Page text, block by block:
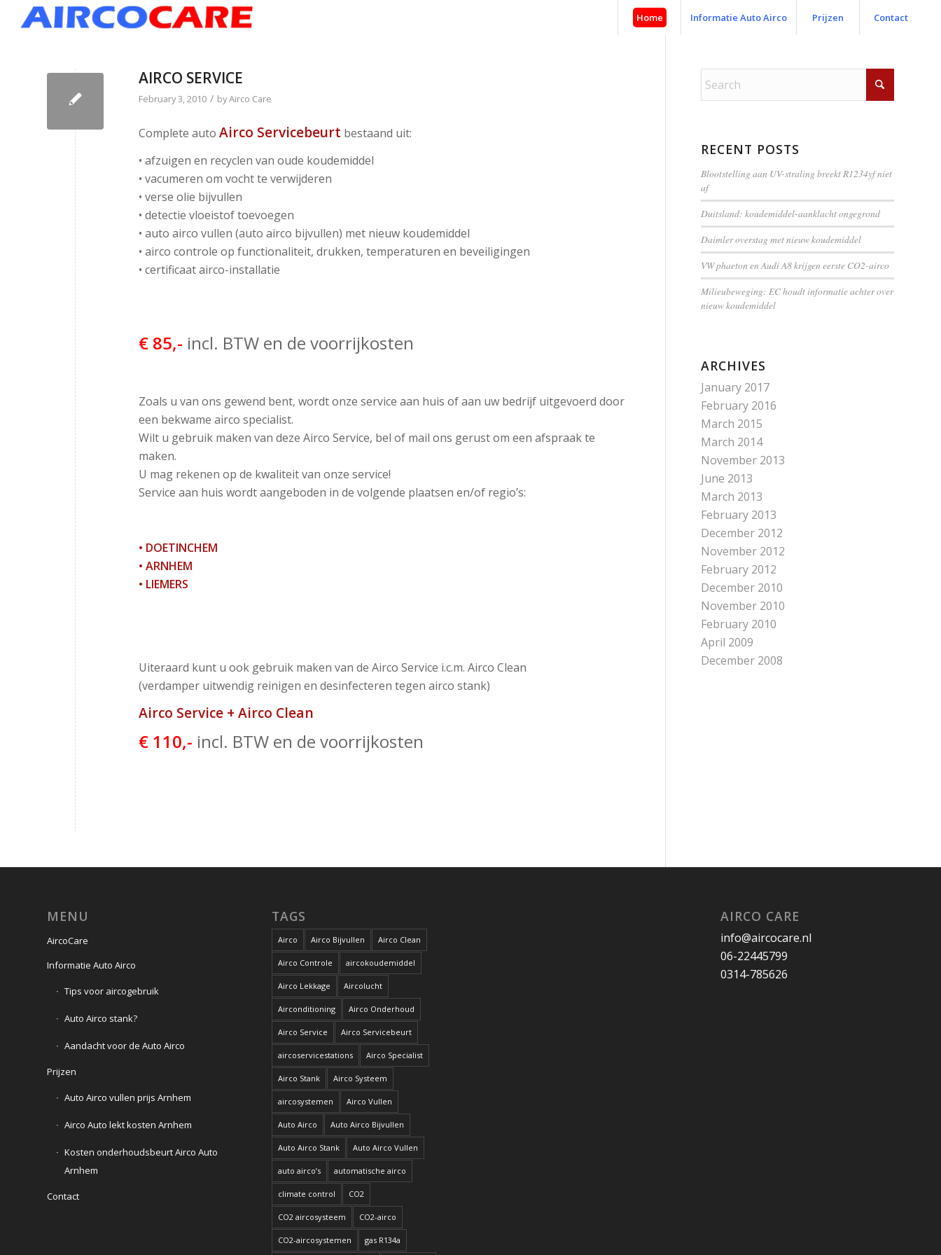
Home Informatie Auto Airco Prijzen Contact
AIRCO SERVICE
February 3, 2010 / byAirco Care
Complete auto Airco Servicebeurt bestaand uit:
• afzuigen en recyclen van oude koudemiddel
• vacumeren om vocht te verwijderen
• verse olie bijvullen
• detectie vloeistof toevoegen
• auto airco vullen (auto airco bijvullen) met nieuw koudemiddel
• airco controle op functionaliteit, drukken, temperaturen en beveiligingen
• certificaat airco-installatie
€ 85,- incl. BTW en de voorrijkosten
Zoals u van ons gewend bent, wordt onze service aan huis of aan uw bedrijf uitgevoerd door
een bekwame airco specialist.
Wilt u gebruik maken van deze Airco Service, bel of mail ons gerust om een afspraak te
maken.
U mag rekenen op de kwaliteit van onze service!
Service aan huis wordt aangeboden in de volgende plaatsen en/of regio’s:
• DOETINCHEM
• ARNHEM
• LIEMERS
Uiteraard kunt u ook gebruik maken van de Airco Service i.c.m. Airco Clean
(verdamper uitwendig reinigen en desinfecteren tegen airco stank)
Airco Service + Airco Clean
€ 110,- incl. BTW en de voorrijkosten
RECENT POSTS
Blootstelling aan UV-straling breekt R1234yf niet
af
Duitsland: koudemiddel-aanklacht ongegrond
Daimler overstag met nieuw koudemiddel
VW phaeton en Audi A8 krijgen eerste CO2-airco
Milieubeweging: EC houdt informatie achter over
nieuw koudemiddel
ARCHIVES
January 2017
February 2016
March 2015
March 2014
November 2013
June 2013
March 2013
February 2013
December 2012
November 2012
February 2012
December 2010
November 2010
February 2010
April 2009
December 2008
MENU
AircoCare
Informatie Auto Airco
Tips voor aircogebruik
Auto Airco stank?
Aandacht voor de Auto Airco
Prijzen
Auto Airco vullen prijs Arnhem
Airco Auto lekt kosten Arnhem
Kosten onderhoudsbeurt Airco Auto
Arnhem
Contact
TAGS
Airco Airco Bijvullen Airco Clean
Airco Controle aircokoudemiddel
Airco Lekkage Aircolucht
Airconditioning Airco Onderhoud
Airco Service Airco Servicebeurt
aircoservicestations Airco Specialist
Airco Stank Airco Systeem
aircosystemen Airco Vullen
Auto Airco Auto Airco Bijvullen
Auto Airco Stank Auto Airco Vullen
auto airco’s automatische airco
climate control CO2
CO2 aircosysteem CO2-airco
CO2-aircosystemen gas R134a
AIRCO CARE
info@aircocare.nl
06-22445799
0314-785626